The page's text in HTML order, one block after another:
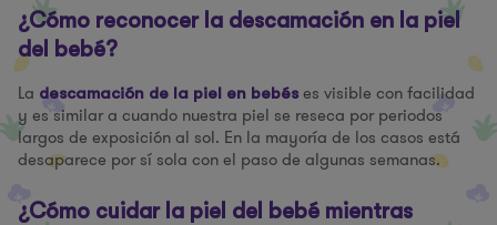
¿Cómo reconocer la descamación en la piel
del bebé?
La descamación de la piel en bebés es visible con facilidad
y es similar a cuando nuestra piel se reseca por periodos
largos de exposición al sol. En la mayoría de los casos está
desaparece por sí sola con el paso de algunas semanas.
¿Cómo cuidar la piel del bebé mientras